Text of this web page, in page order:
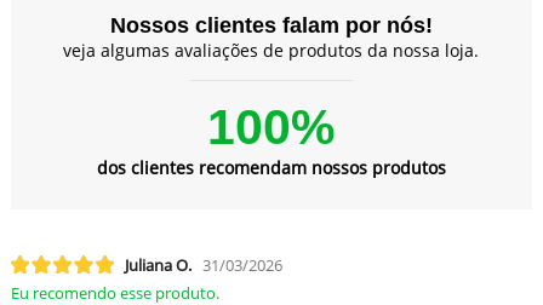
Nossos clientes falam por nós!
veja algumas avaliações de produtos da nossa loja.
100%
dos clientes recomendam nossos produtos
Juliana O. 31/03/2026
Eu recomendo esse produto.